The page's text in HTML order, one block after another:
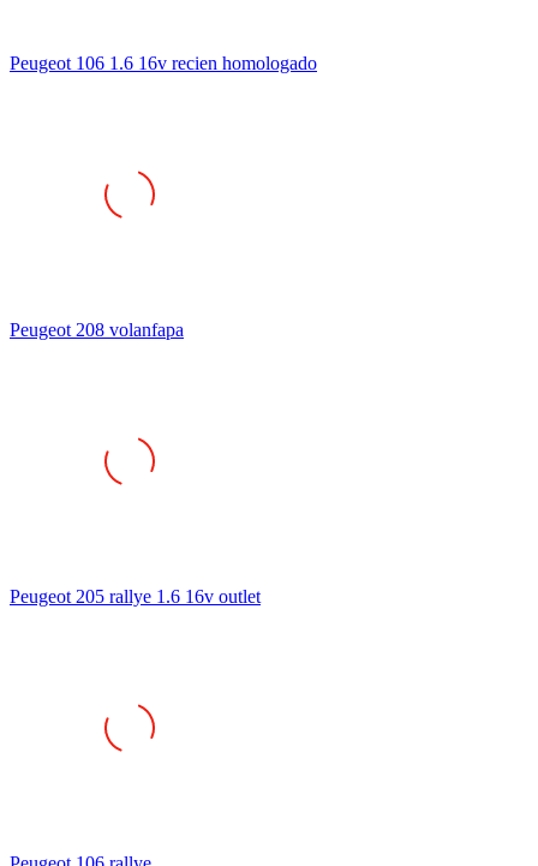
Peugeot 106 1.6 16v recien homologado
Peugeot 208 volanfapa
Peugeot 205 rallye 1.6 16v outlet